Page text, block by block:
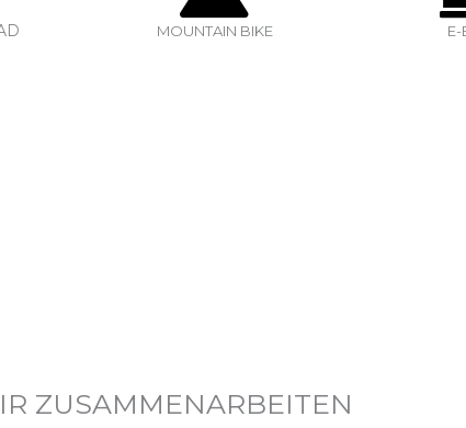
MOUNTAIN BIKE E-
ZUSAMMENARBEITEN